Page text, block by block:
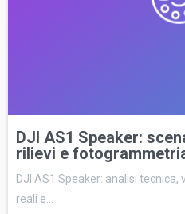
DJI AS1 Speaker:
rilievi e
DJI AS1 Speaker: analisi
reali e…